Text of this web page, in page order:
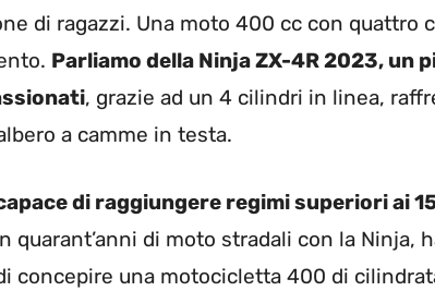
di ragazzi. Una moto 400 cc con quattro
Parliamo della Ninja ZX-4R 2023, un
, grazie ad un 4 cilindri in linea,
a camme in testa.
di raggiungere regimi superiori ai
quarant’anni di moto stradali con la Ninja,
concepire una motocicletta 400 di